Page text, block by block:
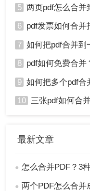
5 两页pdf怎么合并到
6 pdf发票如何合并
7 如何把pdf合并到一
8 pdf如何免费合并
9 如何把多个pdf合并
10 三张pdf如何合并
最新文章
● 怎么合并PDF？3
● 两个PDF怎么合并成